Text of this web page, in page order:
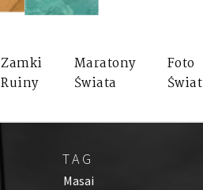
Zamki
Ruiny
Maratony
Świata
Foto
Świat
TAG
Masai